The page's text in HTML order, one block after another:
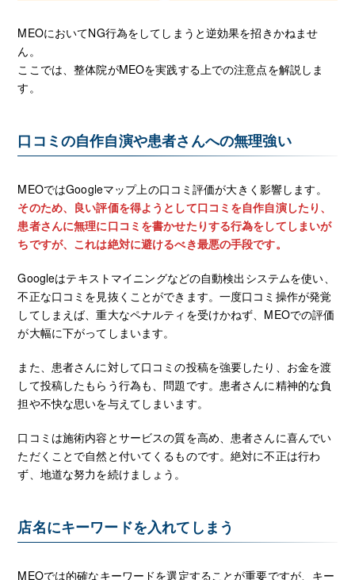
MEOにおいてNG行為をしてしまうと逆効果を招きかねませ
ん。
ここでは、整体院がMEOを実践する上での注意点を解説しま
す。
口コミの自作自演や患者さんへの無理強い
MEOではGoogleマップ上の口コミ評価が大きく影響します。
そのため、良い評価を得ようとして口コミを自作自演したり、
患者さんに無理に口コミを書かせたりする行為をしてしまいが
ちですが、これは絶対に避けるべき最悪の手段です。
Googleはテキストマイニングなどの自動検出システムを使い、
不正な口コミを見抜くことができます。一度口コミ操作が発覚
してしまえば、重大なペナルティを受けかねず、MEOでの評価
が大幅に下がってしまいます。
また、患者さんに対して口コミの投稿を強要したり、お金を渡
して投稿したもらう行為も、問題です。患者さんに精神的な負
担や不快な思いを与えてしまいます。
口コミは施術内容とサービスの質を高め、患者さんに喜んでい
ただくことで自然と付いてくるものです。絶対に不正は行わ
ず、地道な努力を続けましょう。
店名にキーワードを入れてしまう
MEOでは的確なキーワードを選定することが重要ですが、キー